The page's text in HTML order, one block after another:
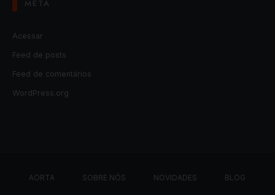
META
Acessar
Feed de posts
Feed de comentários
WordPress.org
AORTA SOBRE NÓS NOVIDADES BLOG